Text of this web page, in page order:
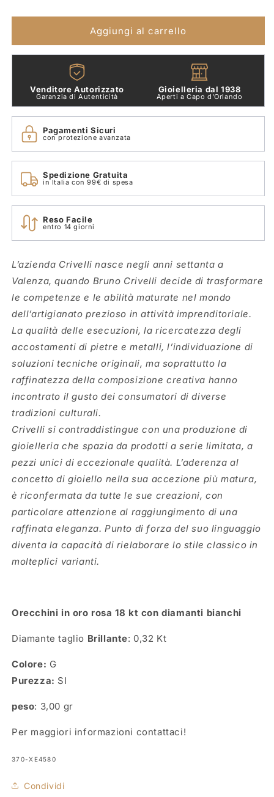
Pendenti
Rosa
18
370-
XE4580
Pendenti
Oro
Rosa
18
Kt
370-
XE4580
Aggiungi al carrello
Venditore Autorizzato
Garanzia di Autenticità
Gioielleria dal 1938
Aperti a Capo d'Orlando
Pagamenti Sicuri
con protezione avanzata
Spedizione Gratuita
in Italia con 99€ di spesa
Reso Facile
entro 14 giorni
L’azienda Crivelli nasce negli anni settanta a
Valenza, quando Bruno Crivelli decide di trasformare
le competenze e le abilità maturate nel mondo
dell’artigianato prezioso in attività imprenditoriale.
La qualità delle esecuzioni, la ricercatezza degli
accostamenti di pietre e metalli, l’individuazione di
soluzioni tecniche originali, ma soprattutto la
raffinatezza della composizione creativa hanno
incontrato il gusto dei consumatori di diverse
tradizioni culturali.
Crivelli si contraddistingue con una produzione di
gioielleria che spazia da prodotti a serie limitata, a
pezzi unici di eccezionale qualità. L’aderenza al
concetto di gioiello nella sua accezione più matura,
è riconfermata da tutte le sue creazioni, con
particolare attenzione al raggiungimento di una
raffinata eleganza. Punto di forza del suo linguaggio
diventa la capacità di rielaborare lo stile classico in
molteplici varianti.
Orecchini in oro rosa 18 kt con diamanti bianchi
Diamante taglio Brillante: 0,32 Kt
Colore: G
Purezza: SI
peso: 3,00 gr
Per maggiori informazioni contattaci!
SKU:
370-XE4580
Condividi